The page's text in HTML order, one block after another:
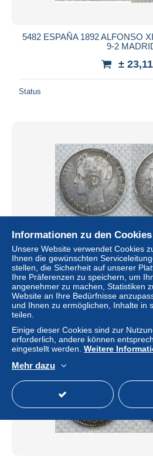
5482 ESPAÑA 1892 ALFONSO
9-2
±
Status
5479 ESPAÑA 1899 ALFONSO
±
Status
Informationen zu den Cookies
Unsere Website verwendet Cookies
Ihnen die gewünschten
stellen, die Sicherheit auf unserer
Ihre Präferenzen zu speichern, um
angenehmer zu machen, Statistiken
Website an Ihre Bedürfnisse
und Ihnen zu ermöglichen, Inhalte in
teilen.
Einige dieser Cookies sind zur
erforderlich, andere können
eingestellt werden. Weitere
Mehr dazu